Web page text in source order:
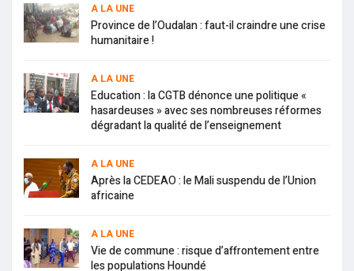
A LA UNE
Province de l’Oudalan : faut-il craindre une crise
humanitaire !
A LA UNE
Education : la CGTB dénonce une politique «
hasardeuses » avec ses nombreuses réformes
dégradant la qualité de l’enseignement
A LA UNE
Après la CEDEAO : le Mali suspendu de l’Union
africaine
A LA UNE
Vie de commune : risque d’affrontement entre
les populations Houndé